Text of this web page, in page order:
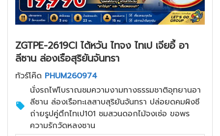
ZGTPE-2619CI ไต้หวัน ไทจง ไทเป เจียอี้ อา
ลีซาน ล่องเรือสุริยันจันทรา
ทัวร์โค๊ด PHUM260974
นั่งรถไฟโบราณชมความงามทางธรรมชาติอุทยานอา
ลีซาน ล่องเรือทะเลสาบสุริยันจันทรา ปล่อยดคมผิงซี
ถ่ายรูปคู่ตึกไทเป101 ชมสวนดอกไม้จงเซ่อ ขอพร
ความรักวัดหลงซาน